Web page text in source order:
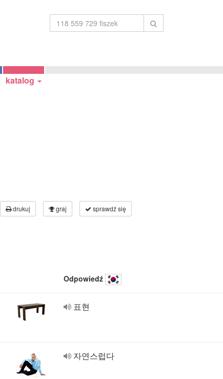
katalog
drukuj graj sprawdź się
Odpowiedź
표현
자연스럽다